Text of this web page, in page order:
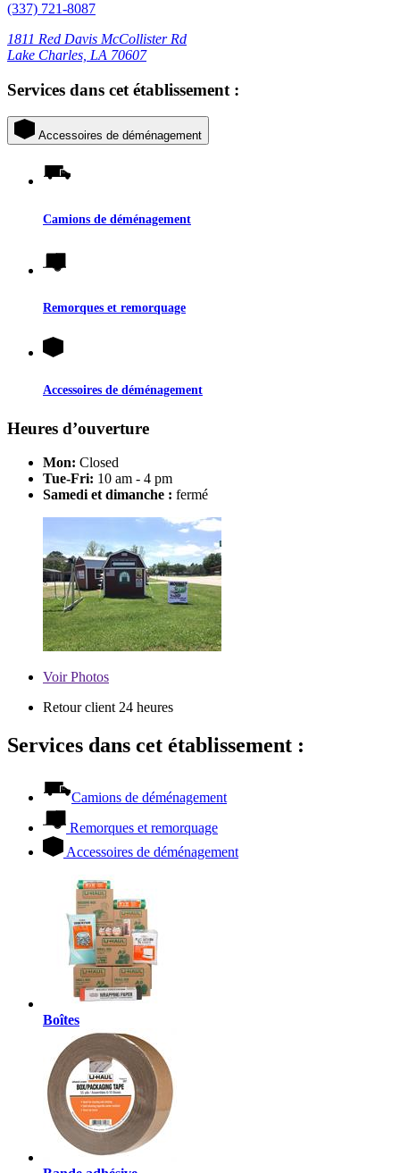
(337) 721-8087
1811 Red Davis McCollister Rd
Lake Charles, LA 70607
Services dans cet établissement :
Accessoires de déménagement
Camions de déménagement
Remorques et remorquage
Accessoires de déménagement
Heures d’ouverture
Mon: Closed
Tue-Fri: 10 am - 4 pm
Samedi et dimanche : fermé
VoirPhotos
Retour client 24 heures
Services dans cet établissement :
Camions de déménagement
Remorques et remorquage
Accessoires de déménagement
Boîtes